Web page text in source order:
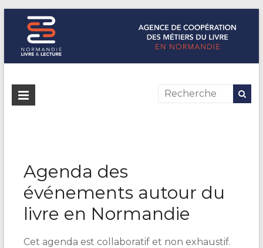
Normandie Livre & Lecture
L'agence de coopération des métiers du livre en Normandie
Agenda des
événements autour du
livre en Normandie
Cet agenda est collaboratif et non exhaustif.